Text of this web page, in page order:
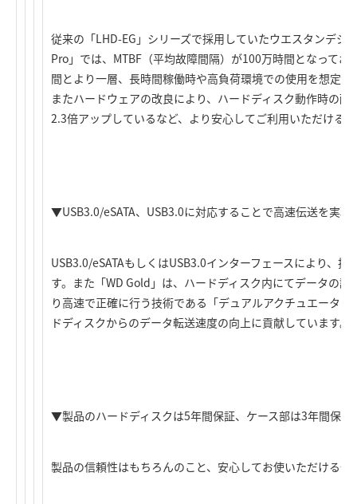
従来の「LHD-EG」シリーズで採用していたウエスタンデジ
Pro」では、MTBF（平均故障間隔）が100万時間となって
間とより一層、長時間稼働時や高負荷環境での使用を想定
またハードウェアの改良により、ハードディスク動作時の
2.3倍アップしているなど、より安心してご利用いただける
▼USB3.0/eSATA、USB3.0に対応することで高速伝送を実現
USB3.0/eSATAもしくはUSB3.0インターフェースにより、
す。また「WD Gold」は、ハードディスク内にてデータの
り高速で正確に行う技術である「デュアルアクチュエータ
ドディスクからのデータ転送速度の向上に貢献しています。
▼製品のハードディスクは5年間保証、ケース部は3年間保証
製品の信頼性はもちろんのこと、安心してお使いただける